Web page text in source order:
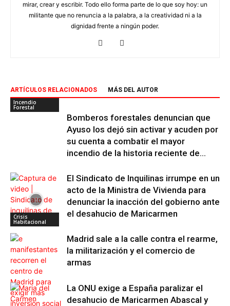
mirar, crear y escribir. Todo ello forma parte de lo que soy hoy: un
militante que no renuncia a la palabra, a la creatividad ni a la
dignidad frente a ningún poder.
ARTÍCULOS RELACIONADOS
MÁS DEL AUTOR
Incendio
Forestal
Bomberos forestales denuncian que
Ayuso los dejó sin activar y acuden por
su cuenta a combatir el mayor
incendio de la historia reciente de...
Crisis
Habitacional
El Sindicato de Inquilinas irrumpe en un
acto de la Ministra de Vivienda para
denunciar la inacción del gobierno ante
el desahucio de Maricarmen
Madrid sale a la calle contra el rearme,
la militarización y el comercio de
armas
La ONU exige a España paralizar el
desahucio de Maricarmen Abascal y